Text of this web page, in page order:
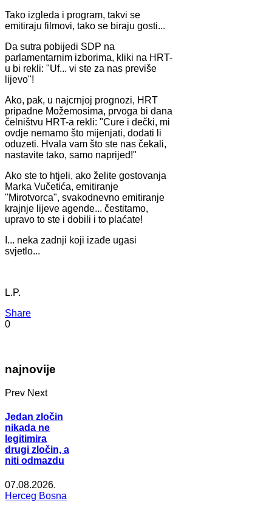
Tako izgleda i program, takvi se
emitiraju filmovi, tako se biraju gosti...
Da sutra pobijedi SDP na
parlamentarnim izborima, kliki na HRT-
u bi rekli: "Uf... vi ste za nas previše
lijevo"!
Ako, pak, u najcrnjoj prognozi, HRT
pripadne Možemosima, prvoga bi dana
čelništvu HRT-a rekli: "Cure i dečki, mi
ovdje nemamo što mijenjati, dodati li
oduzeti. Hvala vam što ste nas čekali,
nastavite tako, samo naprijed!"
Ako ste to htjeli, ako želite gostovanja
Marka Vučetića, emitiranje
"Mirotvorca", svakodnevno emitiranje
krajnje lijeve agende... čestitamo,
upravo to ste i dobili i to plaćate!
I... neka zadnji koji izađe ugasi
svjetlo...
L.P.
Share
0
najnovije
Prev Next
Jedan zločin
nikada ne
legitimira
drugi zločin, a
niti odmazdu
07.08.2026.
Herceg Bosna